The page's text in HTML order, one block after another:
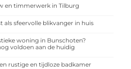
en timmerwerk in Tilburg
als sfeervolle blikvanger in huis
woning in Bunschoten?
voldoen aan de huidig
rustige en tijdloze badkamer